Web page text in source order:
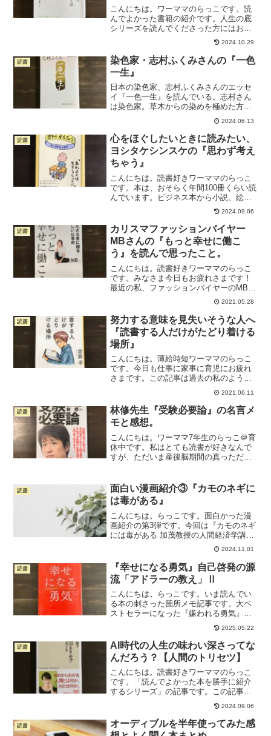
い』
こんにちは。ワーママのらっこです。読
んでよかった書籍の紹介です。人生の底
シリーズを読んでくださった方にはおわ
かりいただけているかと思うのですが、
私は超が何個も付くようなマイナス思考
人間でした。詳細は後述しますが、私は
いつも無いものねだりをし...
2024.10.29
読書
染色家・志村ふくみさんの『一色
一生』
日本の染色家、志村ふくみさんのエッセ
イ『一色一生』を読んでいる。志村さん
は染色家。草木からの染めを極めた方
で、人間国宝でもあるそう。今年100歳。
著書を読むのは初めて。2月に買って、4
ヶ月の積読期間を経て、いま、毎晩のよ
うに心を震わせながら...
2024.06.13
読書
心をほぐしたいときに読みたい、
ヨシタケシンスケの『思わず考え
ちゃう』
こんにちは。読書好きワーママのらっこ
です。本は、おそらく年間100冊くらい読
んでいます。ビジネス本から小説、絵本
まで、幅広く読みます。このブログで
は、ワーママにぜひ読んでほしいおすす
め本について書いています。今日の一冊
は、ヨシタケシンスケさ...
2024.09.06
読書
カリスマファッションバイヤー
MBさんの『もっと幸せに働こ
う』を読んで思ったこと。
こんにちは。読書好きワーママのらっこ
です。みなさま今日もお疲れさまです！
最近の私、ファッションバイヤーのMBさ
んの『もっと幸せに働こう』っていう本
を読んでいました。で、「この本をいま
読めてよかったな」と思ったので、ブロ
グで紹介したいと思いま...
2021.05.28
読書
努力する意味を見失いそうな人へ
『読書する人だけがたどり着ける
場所』
こんにちは。薄給時短ワーママのらっこ
です。今日も仕事に家事に育児にお疲れ
さまです。この記事は過去の私のよう
な、育休から復帰して自信を失っている
人、頑張る意味を見失いそうになってい
る人に向けて書いています。育休から復
帰して、時短だから給料が削...
2021.06.11
読書
林修先生『受験必要論』の名言メ
モと感想。
こんにちは。ワーママ7年生のらっこ＠育
休中です。私はとても読書が好きなんで
すが、ただいま産後脳期間の真っただ中
ね？ね？）なのでこの頭が働かない期間
を使って、前に読んだ本...
読書
面白い漫画紹介③『カモのネギに
は毒がある』
こんにちは。らっこです。面白かった漫
画紹介の第3弾です。今回は『カモのネギ
には毒がある 加茂教授の人間経済学講
義』という漫画。※表紙の画像はAmazon
の商品ページよりお借りしてます夫が会
社の同僚から「面白いらしい」と聞いて
きた漫画なのです...
2024.11.01
読書
『幸せになる勇気』自己啓発の源
流「アドラーの教え」Ⅱ
こんにちは。らっこです。いま読んでい
る本の刺さった箇所メモ記事です。大ベ
ストセラーになった『嫌われる勇気』の
続編、『幸せになる勇気』です。どちら
もアドラー心理学を扱った本。アドラー
心理学はご存じですか？心理学や自己啓
発書や、コーチング系に興...
2025.05.22
読書
AI時代の人生の味わい深さってな
んだろう？【人間のトリセツ】
こんにちは。読書好きワーママのらっこ
です。「読んでよかった本を勝手に紹介
するシリーズ」の記事です。この記事で
紹介するのはこちらの本。この本は正直
いって「人生における気づき」という点
で、ここ2年ほどで読んだ本の中でベスト
5に入ります。私が悶々...
2024.09.06
読書
オーディブルを半年使ってみた感